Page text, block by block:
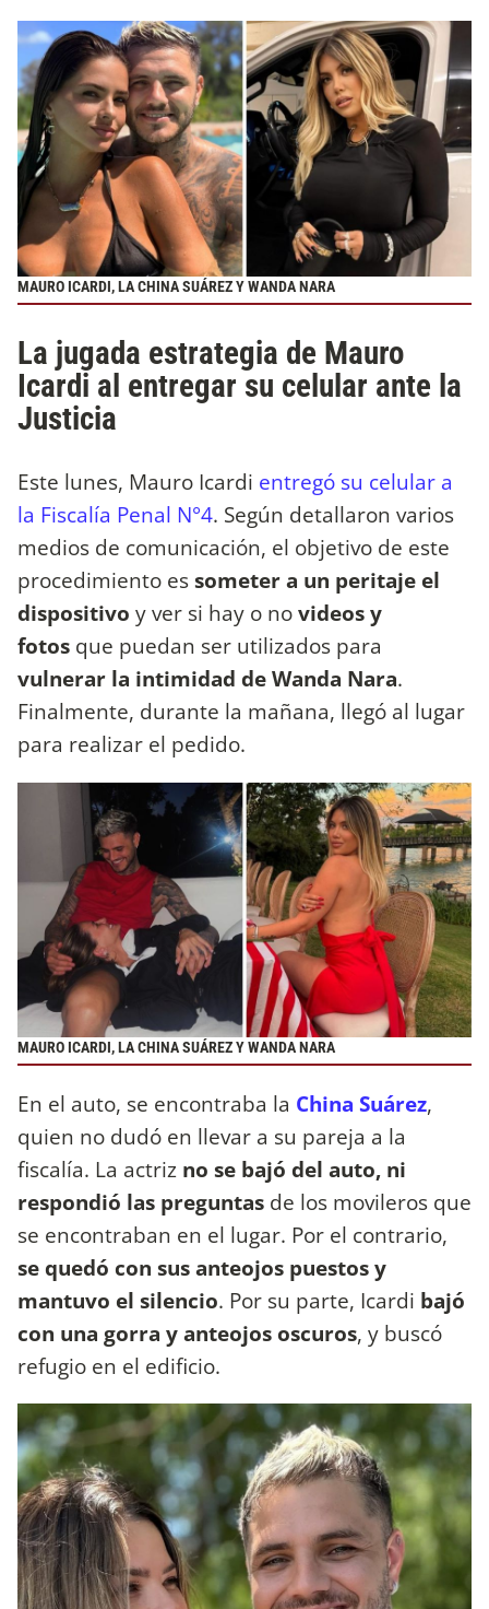
MAURO ICARDI, LA CHINA SUÁREZ Y WANDA NARA
La jugada estrategia de Mauro
Icardi al entregar su celular ante la
Justicia
Este lunes, Mauro Icardi entregó su celular a
la Fiscalía Penal N°4. Según detallaron varios
medios de comunicación, el objetivo de este
procedimiento essometer a un peritaje el
dispositivo y ver si hay o novideos y
fotos que puedan ser utilizados para
vulnerar la intimidad de Wanda Nara.
Finalmente, durante la mañana, llegó al lugar
para realizar el pedido.
MAURO ICARDI, LA CHINA SUÁREZ Y WANDA NARA
En el auto, se encontraba la China Suárez,
quien no dudó en llevar a su pareja a la
fiscalía. La actriz no se bajó del auto, ni
respondió las preguntas de los movileros que
se encontraban en el lugar. Por el contrario,
se quedó con sus anteojos puestos y
mantuvo el silencio. Por su parte, Icardi bajó
con una gorra y anteojos oscuros, y buscó
refugio en el edificio.